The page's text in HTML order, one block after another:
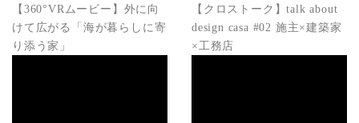
【360°VRムービー】外に向
けて広がる「海が暮らしに寄
り添う家」
【クロストーク】talk about
design casa #02 施主×建築家
×工務店